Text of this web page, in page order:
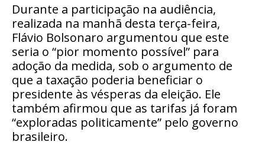
Durante a participação na audiência,
realizada na manhã desta terça-feira,
Flávio Bolsonaro argumentou que este
seria o “pior momento possível” para
adoção da medida, sob o argumento de
que a taxação poderia beneficiar o
presidente às vésperas da eleição. Ele
também afirmou que as tarifas já foram
“exploradas politicamente” pelo governo
brasileiro.